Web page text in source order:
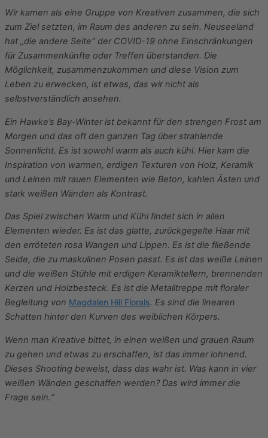
Wir kamen als eine Gruppe von Kreativen zusammen, die sich
zum Ziel setzten, im Raum des anderen zu sein. Neuseeland
hat „die andere Seite“ der COVID-19 ohne Einschränkungen
für Zusammenkünfte oder Treffen überstanden. Die
Möglichkeit, zusammenzukommen und diese Vision zum
Leben zu erwecken, ist etwas, das wir nicht als
selbstverständlich ansehen.
Ein Hawke’s Bay-Winter ist bekannt für den strengen Frost am
Morgen und das oft den ganzen Tag über strahlende
Sonnenlicht. Es ist sowohl warm als auch kühl. Hier kam die
Inspiration von warmen, erdigen Texturen von Holz, Keramik
und Leinen mit rauen Elementen wie Beton, kahlen Ästen und
stark weißen Wänden als Kontrast.
Das Spiel zwischen Warm und Kühl findet sich in allen
Elementen wieder. Es ist das glatte, zurückgegelte Haar mit
den erröteten rosa Wangen und Lippen. Es ist die fließende
Seide, die zu maskulinen Posen passt. Es ist das weiße Leinen
und die weißen Stühle mit erdigen Keramiktellern, brennenden
Kerzen und Holzbesteck. Es ist die Metalltreppe mit floraler
Begleitung von Magdalen Hill Florals. Es sind die linearen
Schatten hinter den Kurven des weiblichen Körpers.
Wenn man Kreative bittet, in einen weißen und grauen Raum
zu gehen und etwas zu erschaffen, ist das immer lohnend.
Dieses Shooting beweist, dass das wahr ist. Was kann in vier
weißen Wänden geschaffen werden? Das wird immer die
Frage sein.“